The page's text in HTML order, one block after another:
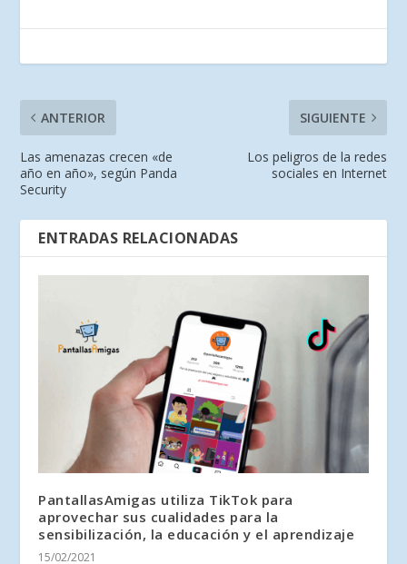
ANTERIOR
Las amenazas crecen «de
año en año», según Panda
Security
SIGUIENTE
Los peligros de la redes
sociales en Internet
ENTRADAS RELACIONADAS
PantallasAmigas utiliza TikTok para
aprovechar sus cualidades para la
sensibilización, la educación y el aprendizaje
15/02/2021